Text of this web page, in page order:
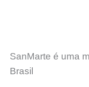
SanMarte é uma
Brasil